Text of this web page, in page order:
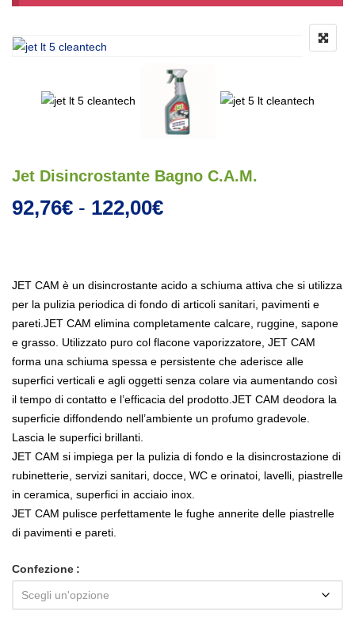
Jet Disincrostante Bagno C.A.M.
92,76€ - 122,00€Fascia di prezzo: da
JET CAM è un disincrostante acido a schiuma attiva che si utilizza
per la pulizia periodica di fondo di articoli sanitari, pavimenti e
pareti.JET CAM elimina completamente calcare, ruggine, sapone
e grasso. Utilizzato puro col flacone vaporizzatore, JET CAM
forma una schiuma spessa e persistente che aderisce alle
superfici verticali e agli oggetti senza colare via aumentando così
il tempo di contatto e l’efficacia del prodotto.JET CAM deodora la
superficie diffondendo nell’ambiente un profumo gradevole.
Lascia le superfici brillanti.
JET CAM si impiega per la pulizia di fondo e la disincrostazione di
rubinetterie, servizi sanitari, docce, WC e orinatoi, lavelli, piastrelle
in ceramica, superfici in acciaio inox.
JET CAM pulisce perfettamente le fughe annerite delle piastrelle
di pavimenti e pareti.
Confezione